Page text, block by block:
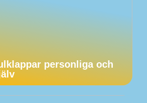
personliga och